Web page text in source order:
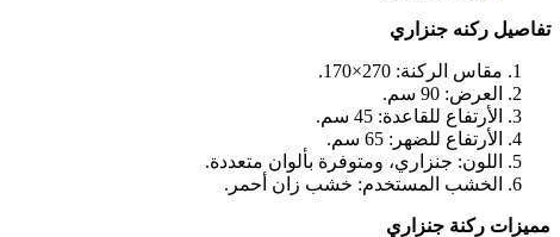
تفاصيل ركنه جنزاري
مقاس الركنة: 270×170.
العرض: 90 سم.
الأرتفاع للقاعدة: 45 سم.
الأرتفاع للضهر: 65 سم.
اللون: جنزاري، ومتوفرة بألوان متعددة.
الخشب المستخدم: خشب زان أحمر.
مميزات ركنة جنزاري